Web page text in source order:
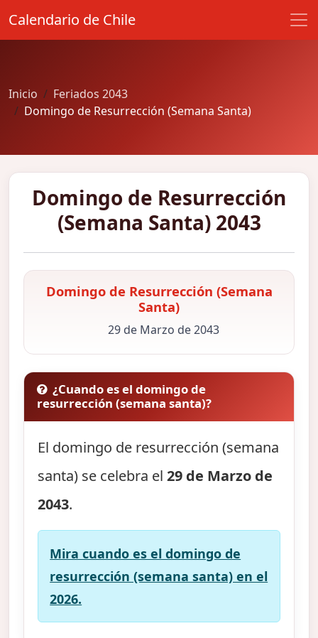
Calendario de Chile
Inicio
Feriados 2043
Domingo de Resurrección (Semana Santa)
Domingo de Resurrección
(Semana Santa) 2043
Domingo de Resurrección (Semana
Santa)
29 de Marzo de 2043
¿Cuando es el domingo de
resurrección (semana santa)?
El domingo de resurrección (semana
santa) se celebra el29 de Marzo de
2043.
Mira cuando es el domingo de
resurrección (semana santa) en el
2026.